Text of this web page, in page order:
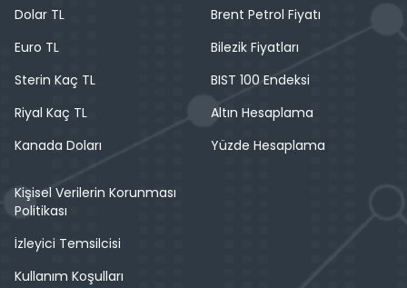
Dolar TL
Euro TL
Sterin Kaç TL
Riyal Kaç TL
Kanada Doları
Brent Petrol Fiyatı
Bilezik Fiyatları
BIST 100 Endeksi
Altın Hesaplama
Yüzde Hesaplama
Kişisel Verilerin Korunması
Politikası
İzleyici Temsilcisi
Kullanım Koşulları